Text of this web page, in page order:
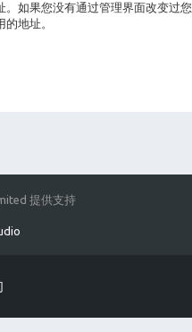
如果您没有通过管理界面改变过您
地址。
提供支持